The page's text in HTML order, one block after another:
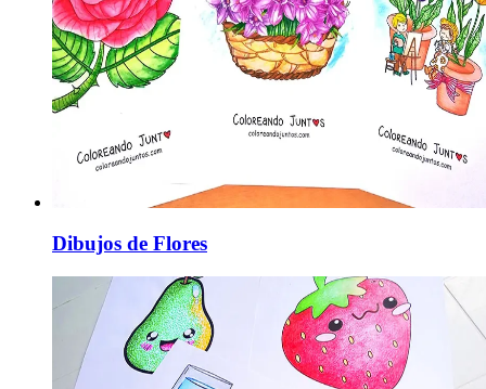
Dibujos de Flores